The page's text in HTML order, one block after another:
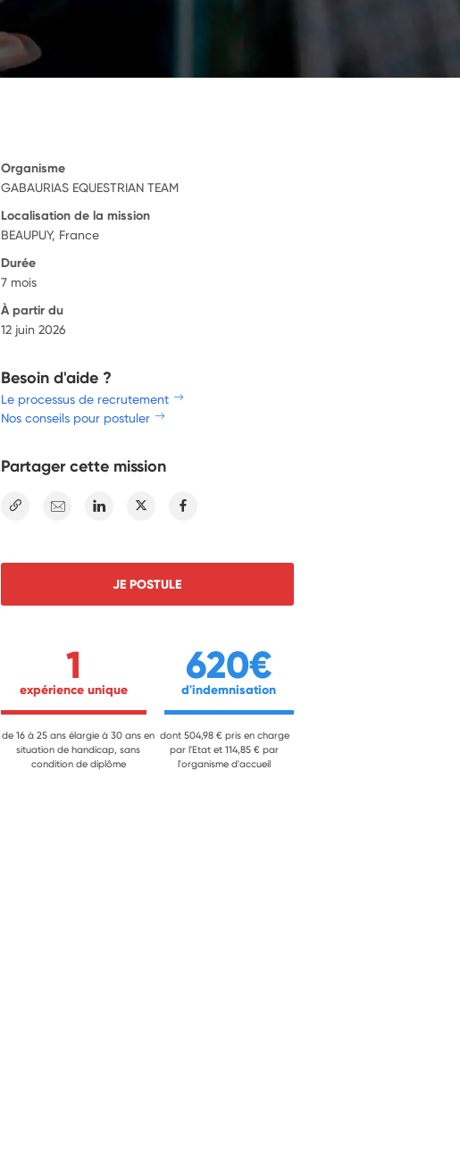
Organisme
GABAURIAS EQUESTRIAN TEAM
Localisation de la mission
BEAUPUY, France
Durée
7 mois
À partir du
12 juin 2026
Besoin d'aide ?
Le processus de recrutement
Nos conseils pour postuler
Partager cette mission
E-mail Linkedin Twitter
JE POSTULE
1
expérience unique
de 16 à 25 ans élargie à 30 ans en
situation de handicap, sans
condition de diplôme
620€
d'indemnisation
dont 504,98 € pris en charge
par l'Etat et 114,85 € par
l'organisme d'accueil